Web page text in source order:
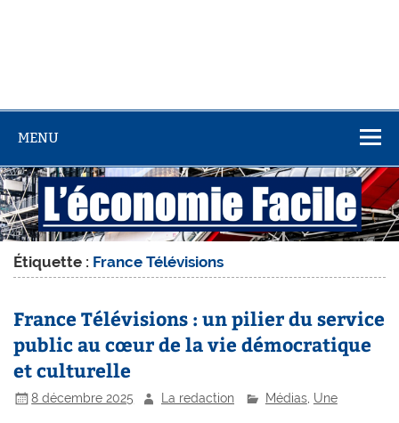
MENU
Étiquette : France Télévisions
France Télévisions : un pilier du service
public au cœur de la vie démocratique
et culturelle
8 décembre 2025 La redaction Médias, Une